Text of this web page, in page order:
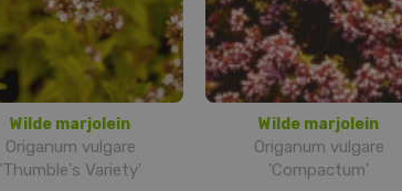
Wilde marjolein
Origanum vulgare
'Thumble's Variety'
Wilde marjolein
Origanum vulgare
'Compactum'